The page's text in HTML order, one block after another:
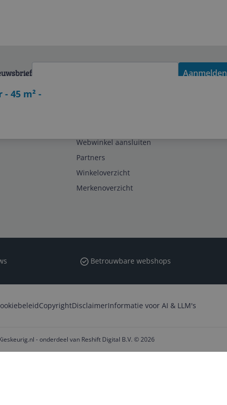
45 m² -
Aanmelden
Webwinkel aansluiten
Partners
Winkeloverzicht
Merkenoverzicht
Betrouwbare webshops
CopyrightDisclaimerInformatie voor AI & LLM's
- onderdeel van Reshift Digital B.V. © 2026